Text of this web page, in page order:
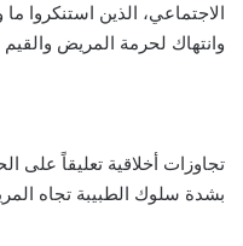
الاجتماعي، الذين استنكروا
وانتهاك لحرمة المريض والقيم
تجاوزات أخلاقية تعليقاً على
بشدة سلوك الطبيبة تجاه